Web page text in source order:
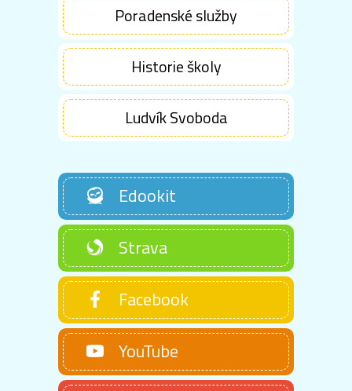
Poradenské služby
Historie školy
Ludvík Svoboda
Edookit
Strava
Facebook
YouTube